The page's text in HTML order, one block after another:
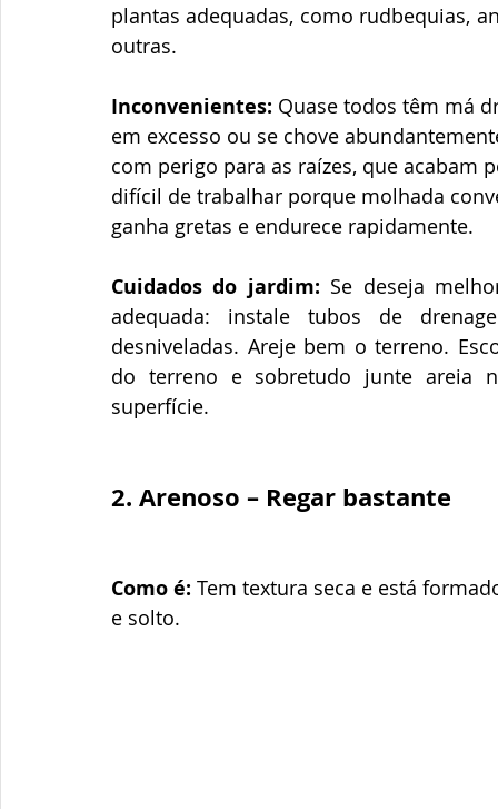
plantas adequadas, como rudbequias,
outras.
Inconvenientes: Quase todos têm má
em excesso ou se chove
com perigo para as raízes, que acabam
difícil de trabalhar porque molhada
ganha gretas e endurece rapidamente.
Cuidados do jardim: Se deseja
adequada: instale tubos de
desniveladas. Areje bem o terreno.
do terreno e sobretudo junte areia
superfície.
2. Arenoso – Regar bastante
Como é: Tem textura seca e está
e solto.